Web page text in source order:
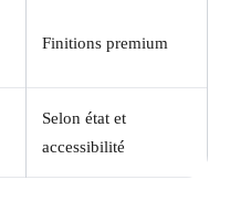
Finitions premium
Selon état et
accessibilité